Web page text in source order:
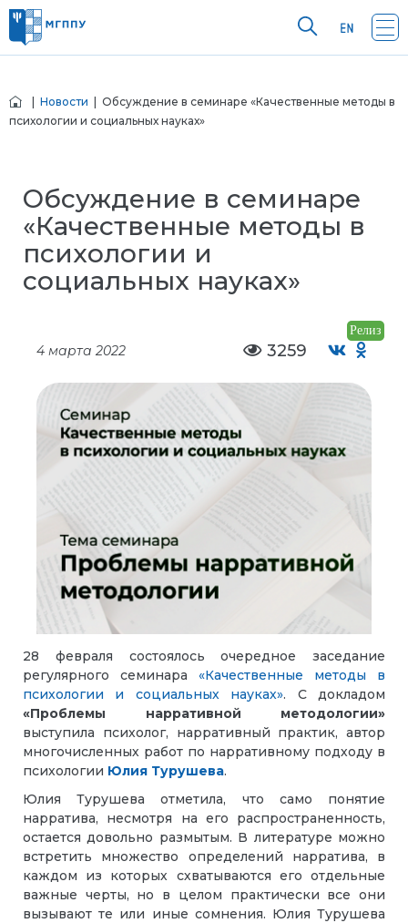
Новости | Обсуждение в семинаре «Качественные методы в
психологии и социальных науках»
Обсуждение в семинаре
«Качественные методы в
психологии и
социальных науках»
Релиз
4 марта 2022 3259
28 февраля состоялось очередное заседание
регулярного семинара «Качественные методы в
психологии и социальных науках». С докладом
«Проблемы нарративной методологии»
выступила психолог, нарративный практик, автор
многочисленных работ по нарративному подходу в
психологии Юлия Турушева.
Юлия Турушева отметила, что само понятие
нарратива, несмотря на его распространенность,
остается довольно размытым. В литературе можно
встретить множество определений нарратива, в
каждом из которых схватываются его отдельные
важные черты, но в целом практически все они
вызывают те или иные сомнения. Юлия Турушева